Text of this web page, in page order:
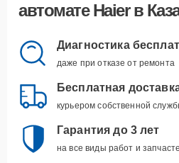
автомате Haier в
Диагностика
даже при отказе от ремонта
Бесплатная
курьером собственной
Гарантия до 3 лет
на все виды работ и